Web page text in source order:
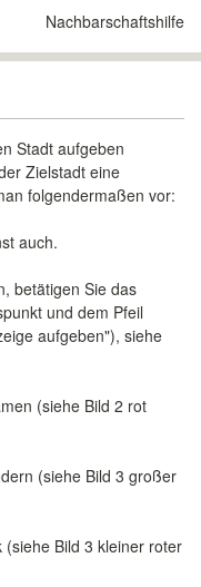
Nachbarschaftshilfe
Stadt aufgeben
Zielstadt eine
folgendermaßen vor:
auch.
betätigen Sie das
und dem Pfeil
aufgeben"), siehe
(siehe Bild 2 rot
(siehe Bild 3 großer
(siehe Bild 3 kleiner roter